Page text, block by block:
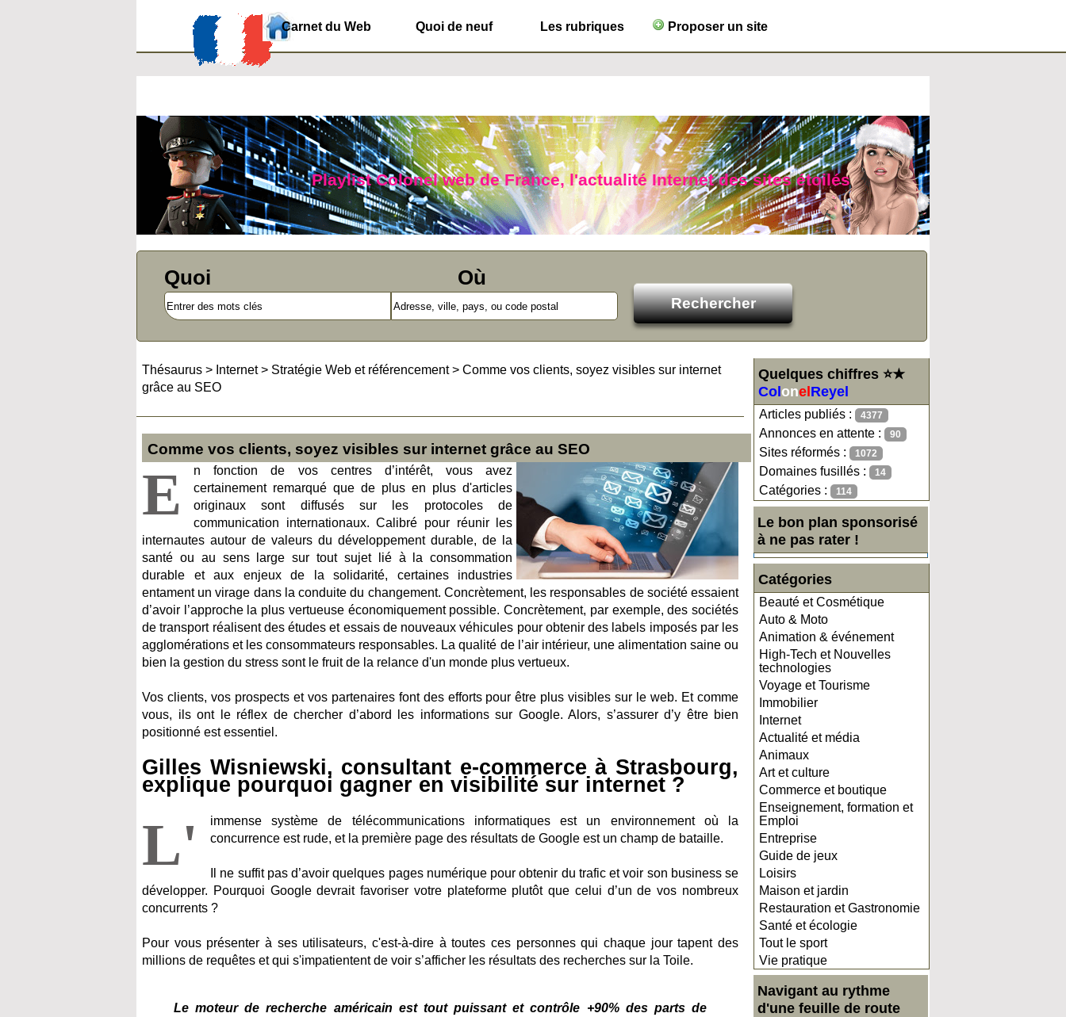
Carnet du Web Quoi de neuf Les rubriques Proposer un site
Playlist Colonel web de France, l'actualité Internet des sites étoilés
Quoi Où
Quelques chiffres ⭐★
Col onel Reyel
Articles publiés : 4377
Annonces en attente : 90
Sites réformés : 1072
Domaines fusillés : 14
Catégories : 114
Le bon plan sponsorisé
à ne pas rater !
Catégories
Beauté et Cosmétique
Auto & Moto
Animation & événement
High-Tech et Nouvelles
technologies
Voyage et Tourisme
Immobilier
Internet
Actualité et média
Animaux
Art et culture
Commerce et boutique
Enseignement, formation et
Emploi
Entreprise
Guide de jeux
Loisirs
Maison et jardin
Restauration et Gastronomie
Santé et écologie
Tout le sport
Vie pratique
Navigant au rythme
d'une feuille de route
Thésaurus > Internet> Stratégie Web et référencement> Comme vos clients, soyez visibles sur internet
grâce au SEO
Comme vos clients, soyez visibles sur internet grâce au SEO
E
n fonction de vos centres d’intérêt, vous avez
certainement remarqué que de plus en plus d'articles
originaux sont diffusés sur les protocoles de
communication internationaux. Calibré pour réunir les
internautes autour de valeurs du développement durable, de la
santé ou au sens large sur tout sujet lié à la consommation
durable et aux enjeux de la solidarité, certaines industries
entament un virage dans la conduite du changement. Concrètement, les responsables de société essaient
d’avoir l’approche la plus vertueuse économiquement possible. Concrètement, par exemple, des sociétés
de transport réalisent des études et essais de nouveaux véhicules pour obtenir des labels imposés par les
agglomérations et les consommateurs responsables. La qualité de l’air intérieur, une alimentation saine ou
bien la gestion du stress sont le fruit de la relance d'un monde plus vertueux.
Vos clients, vos prospects et vos partenaires font des efforts pour être plus visibles sur le web. Et comme
vous, ils ont le réflex de chercher d’abord les informations sur Google. Alors, s’assurer d’y être bien
positionné est essentiel.
Gilles Wisniewski, consultant e-commerce à Strasbourg,
explique pourquoi gagner en visibilité sur internet ?
L'
immense système de télécommunications informatiques est un environnement où la
concurrence est rude, et la première page des résultats de Google est un champ de bataille.
Il ne suffit pas d’avoir quelques pages numérique pour obtenir du trafic et voir son business se
développer. Pourquoi Google devrait favoriser votre plateforme plutôt que celui d’un de vos nombreux
concurrents ?
Pour vous présenter à ses utilisateurs, c'est-à-dire à toutes ces personnes qui chaque jour tapent des
millions de requêtes et qui s'impatientent de voir s’afficher les résultats des recherches sur la Toile.
Le moteur de recherche américain est tout puissant et contrôle +90% des parts de